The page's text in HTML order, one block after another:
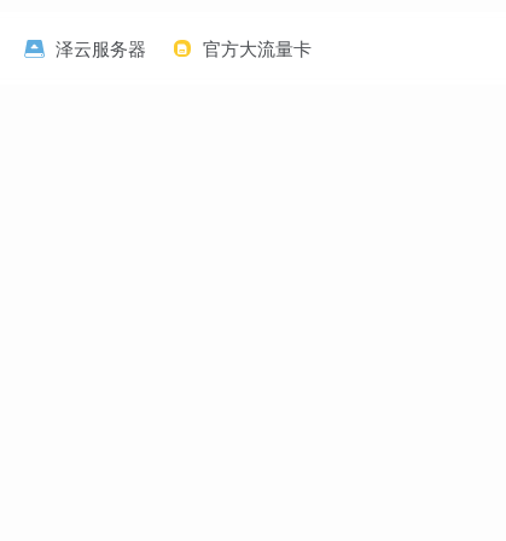
泽云服务器 官方大流量卡